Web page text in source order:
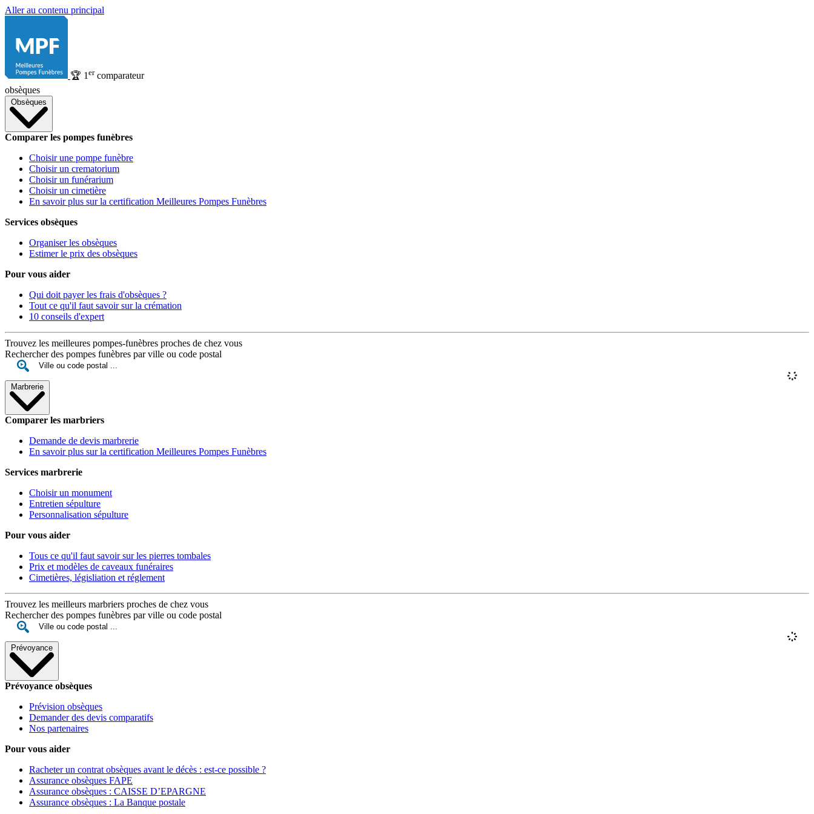
Aller au contenu principal
🏆 1 ercomparateur
obsèques
Obsèques
Comparer les pompes funèbres
Choisir une pompe funèbre
Choisir un crematorium
Choisir un funérarium
Choisir un cimetière
En savoir plus sur la certification Meilleures Pompes Funèbres
Services obsèques
Organiser les obsèques
Estimer le prix des obsèques
Pour vous aider
Qui doit payer les frais d'obsèques ?
Tout ce qu'il faut savoir sur la crémation
10 conseils d'expert
Trouvez les meilleures pompes-funèbres proches de chez vous
Rechercher des pompes funèbres par ville ou code postal
Marbrerie
Comparer les marbriers
Demande de devis marbrerie
En savoir plus sur la certification Meilleures Pompes Funèbres
Services marbrerie
Choisir un monument
Entretien sépulture
Personnalisation sépulture
Pour vous aider
Tous ce qu'il faut savoir sur les pierres tombales
Prix et modèles de caveaux funéraires
Cimetières, législiation et réglement
Trouvez les meilleurs marbriers proches de chez vous
Rechercher des pompes funèbres par ville ou code postal
Prévoyance
Prévoyance obsèques
Prévision obsèques
Demander des devis comparatifs
Nos partenaires
Pour vous aider
Racheter un contrat obsèques avant le décès : est-ce possible ?
Assurance obsèques FAPE
Assurance obsèques : CAISSE D’EPARGNE
Assurance obsèques : La Banque postale